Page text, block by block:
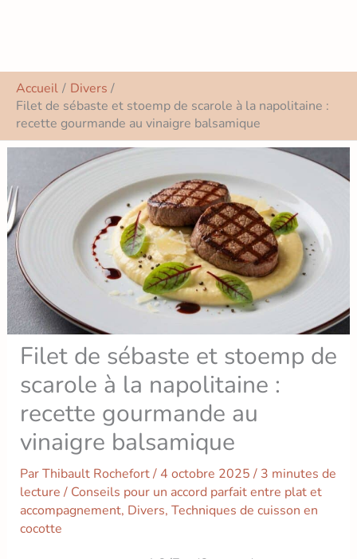
Accueil
Divers
Filet de sébaste et stoemp de scarole à la napolitaine :
recette gourmande au vinaigre balsamique
Filet de sébaste et stoemp de
scarole à la napolitaine :
recette gourmande au
vinaigre balsamique
ParThibault Rochefort/ 4 octobre 2025 / 3 minutes de
lecture / Conseils pour un accord parfait entre plat et
accompagnement, Divers, Techniques de cuisson en
cocotte